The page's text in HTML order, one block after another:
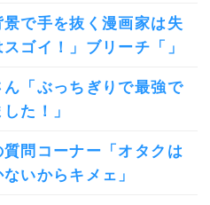
で手を抜く漫画家は失
ゴイ！」ブリーチ「」
ん「ぶっちぎりで最強で
た！」
質問コーナー「オタクは
いからキメェ」